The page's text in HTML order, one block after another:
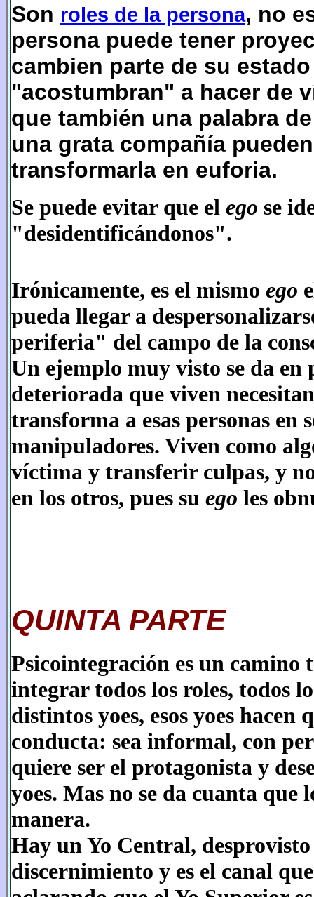
Son roles de la persona, no
persona puede tener
cambien parte de su
"acostumbran" a hacer de
que también una palabra
una grata compañía
transformarla en euforia.
Se puede evitar que el ego se
"desidentificándonos".
Irónicamente, es el mismo ego
pueda llegar a
periferia" del campo de la
Un ejemplo muy visto se da en
deteriorada que viven
transforma a esas personas en
manipuladores. Viven como
víctima y transferir culpas, y
en los otros, pues su ego les
QUINTA PARTE
Psicointegración es un camino
integrar todos los roles, todos
distintos yoes, esos yoes hacen
conducta: sea informal, con
quiere ser el protagonista y
yoes. Mas no se da cuanta que
manera.
Hay un Yo Central,
discernimiento y es el canal